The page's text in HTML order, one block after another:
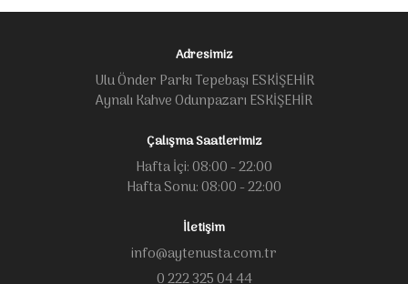
Adresimiz
Ulu Önder Parkı Tepebaşı ESKİŞEHİR
Aynalı Kahve Odunpazarı ESKİŞEHİR
Çalışma Saatlerimiz
Hafta İçi: 08:00 - 22:00
Hafta Sonu: 08:00 - 22:00
İletişim
info@aytenusta.com.tr
0 222 325 04 44